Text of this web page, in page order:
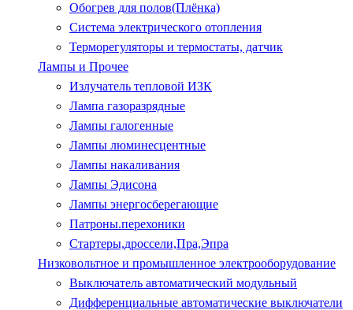
Обогрев для полов(Плёнка)
Система электрического отопления
Терморегуляторы и термостаты, датчик
Лампы и Прочее
Излучатель тепловой ИЗК
Лампа газоразрядные
Лампы галогенные
Лампы люминесцентные
Лампы накаливания
Лампы Эдисона
Лампы энергосберегающие
Патроны.перехоники
Стартеры,дроссели,Пра,Эпра
Низковольтное и промышленное электрооборудование
Выключатель автоматический модульный
Дифференциальные автоматические выключатели